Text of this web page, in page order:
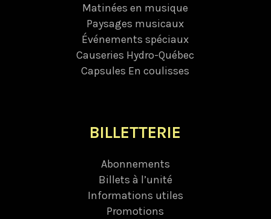
Matinées en musique
Paysages musicaux
Événements spéciaux
Causeries Hydro-Québec
Capsules En coulisses
BILLETTERIE
Abonnements
Billets à l’unité
Informations utiles
Promotions